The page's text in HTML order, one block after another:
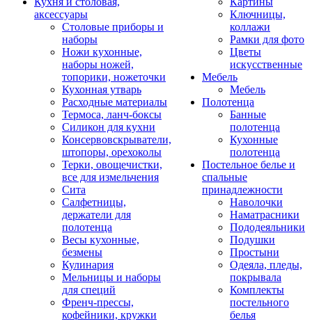
аксессуары
Столовые приборы и
наборы
Ножи кухонные,
наборы ножей,
топорики, ножеточки
Кухонная утварь
Расходные материалы
Термоса, ланч-боксы
Силикон для кухни
Консервовскрыватели,
штопоры, орехоколы
Терки, овощечистки,
все для измельчения
Сита
Салфетницы,
держатели для
полотенца
Весы кухонные,
безмены
Кулинария
Мельницы и наборы
для специй
Френч-прессы,
кофейники, кружки
Ключницы,
коллажи
Рамки для фото
Цветы
искусственные
Мебель
Мебель
Полотенца
Банные
полотенца
Кухонные
полотенца
Постельное белье и
спальные
принадлежности
Наволочки
Наматрасники
Пододеяльники
Подушки
Простыни
Одеяла, пледы,
покрывала
Комплекты
постельного
белья